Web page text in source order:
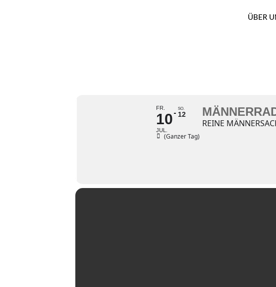
ÜBER
FR.
10
JUL.
SO.
12
(Ganzer Tag)
REINE